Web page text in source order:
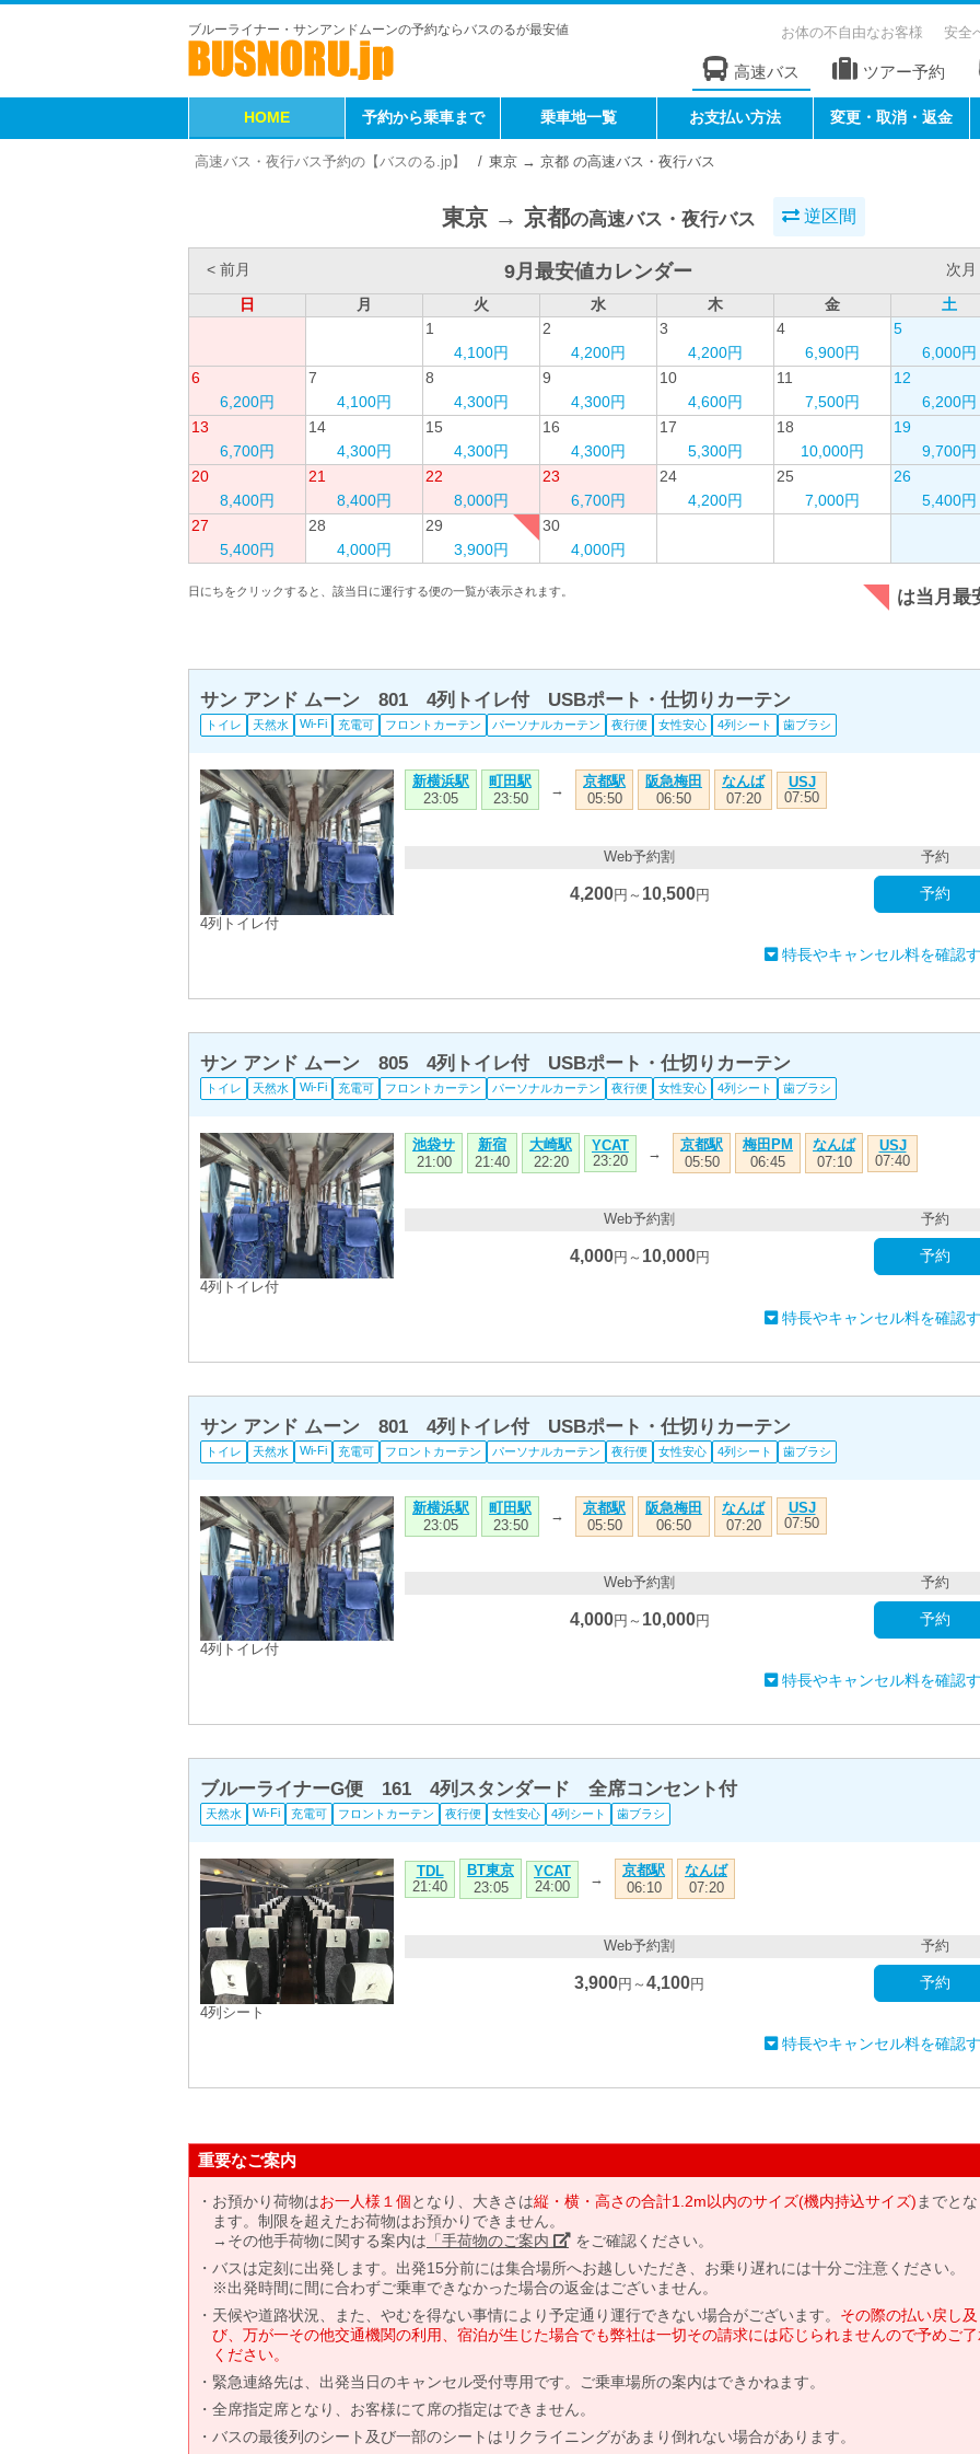
ブルーライナー・サンアンドムーンの予約ならバスのるが最安値 お体の不自由なお客様 安全
高速バス ツアー予約
HOME 予約から乗車まで 乗車地一覧 お支払い方法 変更・取消・返金
高速バス・夜行バス予約の【バスのる.jp】 東京 → 京都 の高速バス・夜行バス
東京 → 京都の高速バス・夜行バス 逆区間
< 前月 9月最安値カレンダー
次月
日
月 火 水 木 金
土
1
4,100円
2
4,200円
3
4,200円
4
6,900円
5
6,000円
6
6,200円
7
4,100円
8
4,300円
9
4,300円
10
4,600円
11
7,500円
12
6,200円
13
6,700円
14
4,300円
15
4,300円
16
4,300円
17
5,300円
18
10,000円
19
9,700円
20
8,400円
21
8,400円
22
8,000円
23
6,700円
24
4,200円
25
7,000円
26
5,400円
27
5,400円
28
4,000円
29
3,900円
30
4,000円
日にちをクリックすると、該当日に運行する便の一覧が表示されます。 は当月最
サン アンド ムーン 801 4列トイレ付 USBポート・仕切りカーテン
トイレ 天然水 Wi-Fi 充電可 フロントカーテン パーソナルカーテン 夜行便 女性安心 4列シート 歯ブラシ
4列トイレ付
新横浜駅
23:05
町田駅
23:50
→
京都駅
05:50
阪急梅田
06:50
なんば
07:20
USJ
07:50
Web予約割
4,200円～ 10,500円
予約
予約
特長やキャンセル料を確認
サン アンド ムーン 805 4列トイレ付 USBポート・仕切りカーテン
トイレ 天然水 Wi-Fi 充電可 フロントカーテン パーソナルカーテン 夜行便 女性安心 4列シート 歯ブラシ
4列トイレ付
池袋サ
21:00
新宿
21:40
大崎駅
22:20
YCAT
23:20
→
京都駅
05:50
梅田PM
06:45
なんば
07:10
USJ
07:40
Web予約割
4,000円～ 10,000円
予約
予約
特長やキャンセル料を確認
サン アンド ムーン 801 4列トイレ付 USBポート・仕切りカーテン
トイレ 天然水 Wi-Fi 充電可 フロントカーテン パーソナルカーテン 夜行便 女性安心 4列シート 歯ブラシ
4列トイレ付
新横浜駅
23:05
町田駅
23:50
→
京都駅
05:50
阪急梅田
06:50
なんば
07:20
USJ
07:50
Web予約割
4,000円～ 10,000円
予約
予約
特長やキャンセル料を確認
ブルーライナーG便 161 4列スタンダード 全席コンセント付
天然水 Wi-Fi 充電可 フロントカーテン 夜行便 女性安心 4列シート 歯ブラシ
4列シート
TDL
21:40
BT東京
23:05
YCAT
24:00
→
京都駅
06:10
なんば
07:20
Web予約割
3,900円～ 4,100円
予約
予約
特長やキャンセル料を確認
重要なご案内
お預かり荷物はお一人様１個となり、大きさは縦・横・高さの合計1.2m以内のサイズ(機内持込サイズ)までと
ます。制限を超えたお荷物はお預かりできません。
→その他手荷物に関する案内は 「手荷物のご案内」 をご確認ください。
バスは定刻に出発します。出発15分前には集合場所へお越しいただき、お乗り遅れには十分ご注意ください。
※出発時間に間に合わずご乗車できなかった場合の返金はございません。
天候や道路状況、また、やむを得ない事情により予定通り運行できない場合がございます。 その際の払い戻し及
び、万が一その他交通機関の利用、宿泊が生じた場合でも弊社は一切その請求には応じられませんので予めご
ください。
緊急連絡先は、出発当日のキャンセル受付専用です。ご乗車場所の案内はできかねます。
全席指定席となり、お客様にて席の指定はできません。
バスの最後列のシート及び一部のシートはリクライニングがあまり倒れない場合があります。